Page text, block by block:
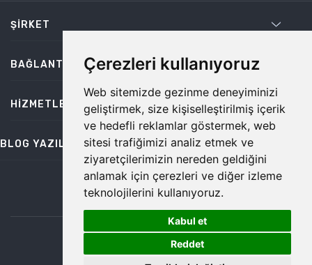
Çerezleri kullanıyoruz
Web sitemizde gezinme deneyiminizi
geliştirmek, size kişiselleştirilmiş içerik
ve hedefli reklamlar göstermek, web
sitesi trafiğimizi analiz etmek ve
ziyaretçilerimizin nereden geldiğini
anlamak için çerezleri ve diğer izleme
teknolojilerini kullanıyoruz.
Kabul et
Reddet
ŞIRKET
BAĞLANTILAR
HIZMETLER
BLOG YAZILARI
bilgi@temiz.co
©2026 Temiz, Her Hakkı Saklıdır.